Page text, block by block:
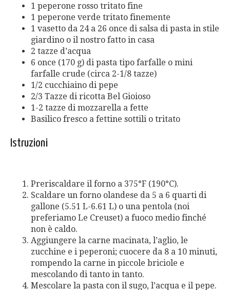
1 peperone rosso tritato fine
1 peperone verde tritato finemente
1 vasetto da 24 a 26 once di salsa di pasta in stile
giardino o il nostro fatto in casa
2 tazze d’acqua
6 once (170 g) di pasta tipo farfalle o mini
farfalle crude (circa 2-1/8 tazze)
1/2 cucchiaino di pepe
2/3 Tazze di ricotta Bel Gioioso
1-2 tazze di mozzarella a fette
Basilico fresco a fettine sottili o tritato
Istruzioni
Preriscaldare il forno a 375°F (190°C).
Scaldare un forno olandese da 5 a 6 quarti di
gallone (5.51 L-6.61 L) o una pentola (noi
preferiamo Le Creuset) a fuoco medio finché
non è caldo.
Aggiungere la carne macinata, l’aglio, le
zucchine e i peperoni; cuocere da 8 a 10 minuti,
rompendo la carne in piccole briciole e
mescolando di tanto in tanto.
Mescolare la pasta con il sugo, l’acqua e il pepe.